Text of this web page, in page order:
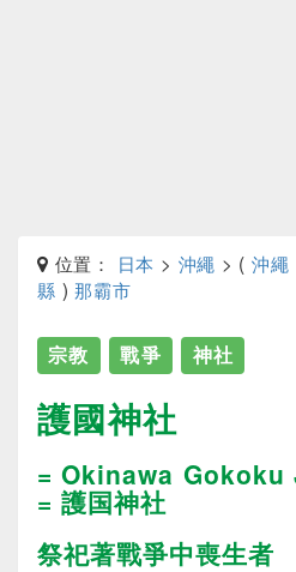
位置： 日本 > 沖繩 > ( 沖繩
縣 )那霸市
宗教 戰爭 神社
護國神社
= Okinawa Gokoku
= 護国神社
祭祀著戰爭中喪生者